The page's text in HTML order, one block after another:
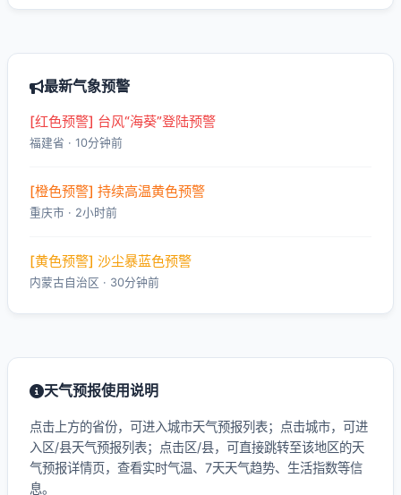
最新气象预警
[红色预警] 台风“海葵”登陆预警
福建省 · 10分钟前
[橙色预警] 持续高温黄色预警
重庆市 · 2小时前
[黄色预警] 沙尘暴蓝色预警
内蒙古自治区 · 30分钟前
天气预报使用说明
点击上方的省份，可进入城市天气预报列表；点击城市，可进
入区/县天气预报列表；点击区/县，可直接跳转至该地区的天
气预报详情页，查看实时气温、7天天气趋势、生活指数等信
息。